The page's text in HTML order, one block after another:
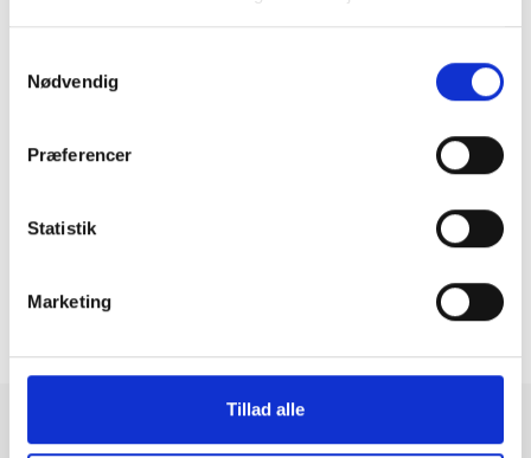
Nødvendig
Præferencer
Statistik
Marketing
Tillad alle
GreenMind Flip Cover iPhone 16
18